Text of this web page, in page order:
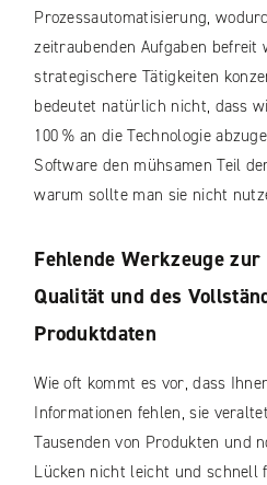
Prozessautomatisierung,
zeitraubenden Aufgaben befreit
strategischere Tätigkeiten
bedeutet natürlich nicht, dass
100 % an die Technologie
Software den mühsamen Teil
warum sollte man sie nicht
Fehlende Werkzeuge
Qualität und des
Produktdaten
Wie oft kommt es vor, dass
Informationen fehlen, sie
Tausenden von Produkten und
Lücken nicht leicht und schnell